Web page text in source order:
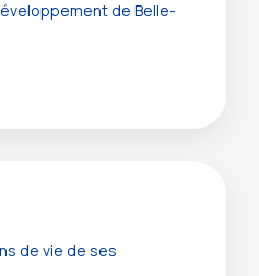
de Belle-
de vie de ses